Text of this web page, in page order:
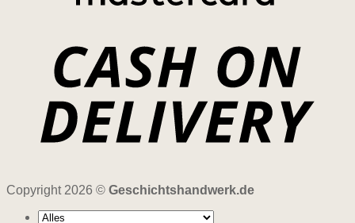
Copyright 2026 © Geschichtshandwerk.de